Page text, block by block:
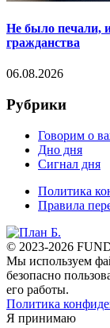
Не было печали,
гражданства
06.08.2026
Рубрики
Говорим о
Дно дня
Сигнал дня
Политика
Правила
© 2023-2026
Мы используем
безопасно
его работы.
Политика
Я принимаю